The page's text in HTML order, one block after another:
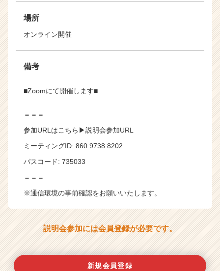
場所
オンライン開催
備考
■Zoomにて開催します■
＝＝＝
参加URLはこちら▶説明会参加URL
ミーティングID: 860 9738 8202
パスコード: 735033
＝＝＝
※通信環境の事前確認をお願いいたします。
説明会参加には会員登録が必要です。
新規会員登録